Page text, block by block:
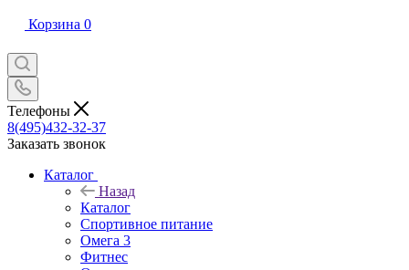
Корзина 0
Телефоны
8(495)432-32-37
Заказать звонок
Каталог
Назад
Каталог
Спортивное питание
Омега 3
Фитнес